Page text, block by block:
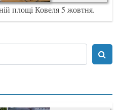
площі Ковеля 5 жовтня.